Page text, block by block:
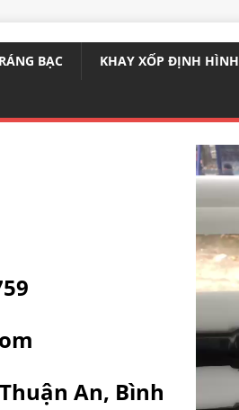
BẠC KHAY XỐP ĐỊNH HÌNH
An, Bình